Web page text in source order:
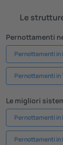
Le
Pernottamenti
Pernottamenti in
Pernottamenti in
Le migliori
Pernottamenti in
Pernottamenti in